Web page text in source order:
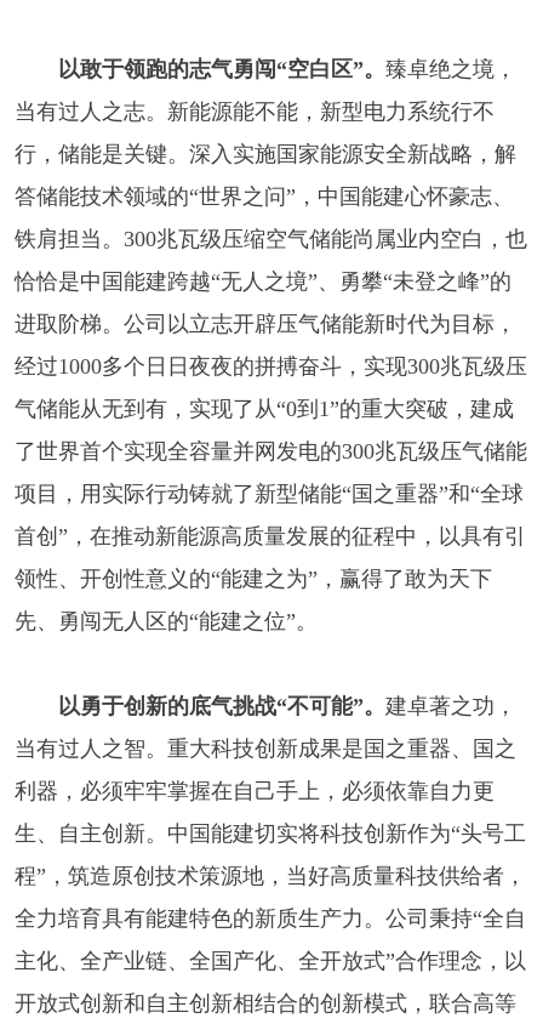
以敢于领跑的志气勇闯“空白区”。 臻卓绝之境，
当有过人之志。新能源能不能，新型电力系统行不
行，储能是关键。深入实施国家能源安全新战略，解
答储能技术领域的“世界之问”，中国能建心怀豪志、
铁肩担当。300兆瓦级压缩空气储能尚属业内空白，也
恰恰是中国能建跨越“无人之境”、勇攀“未登之峰”的
进取阶梯。公司以立志开辟压气储能新时代为目标，
经过1000多个日日夜夜的拼搏奋斗，实现300兆瓦级压
气储能从无到有，实现了从“0到1”的重大突破，建成
了世界首个实现全容量并网发电的300兆瓦级压气储能
项目，用实际行动铸就了新型储能“国之重器”和“全球
首创”，在推动新能源高质量发展的征程中，以具有引
领性、开创性意义的“能建之为”，赢得了敢为天下
先、勇闯无人区的“能建之位”。
以勇于创新的底气挑战“不可能”。 建卓著之功，
当有过人之智。重大科技创新成果是国之重器、国之
利器，必须牢牢掌握在自己手上，必须依靠自力更
生、自主创新。中国能建切实将科技创新作为“头号工
程”，筑造原创技术策源地，当好高质量科技供给者，
全力培育具有能建特色的新质生产力。公司秉持“全自
主化、全产业链、全国产化、全开放式”合作理念，以
开放式创新和自主创新相结合的创新模式，联合高等